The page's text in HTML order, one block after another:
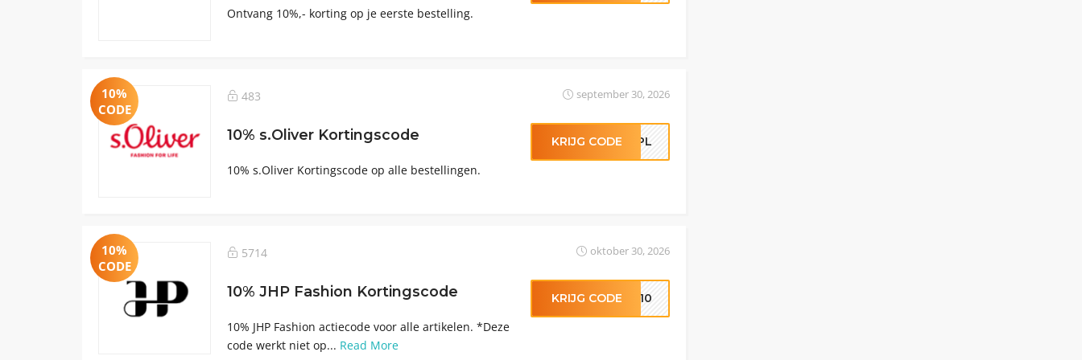
Ontvang 10%,- korting op je eerste bestelling.
10%
CODE
483
10% s.Oliver Kortingscode
10% s.Oliver Kortingscode op alle bestellingen.
september 30, 2026
KRIJG CODEJFPL
10%
CODE
5714
10% JHP Fashion Kortingscode
10% JHP Fashion actiecode voor alle artikelen. *Deze
code werkt niet op... Read More
oktober 30, 2026
KRIJG CODEOM10